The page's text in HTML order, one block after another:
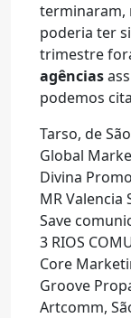
terminaram,
poderia ter
trimestre
agências
podemos
Tarso, de
Global
Divina
MR Valencia
Save
3 RIOS
Core
Groove
Artcomm,